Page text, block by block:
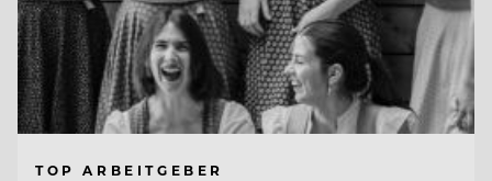
TOP ARBEITGEBER